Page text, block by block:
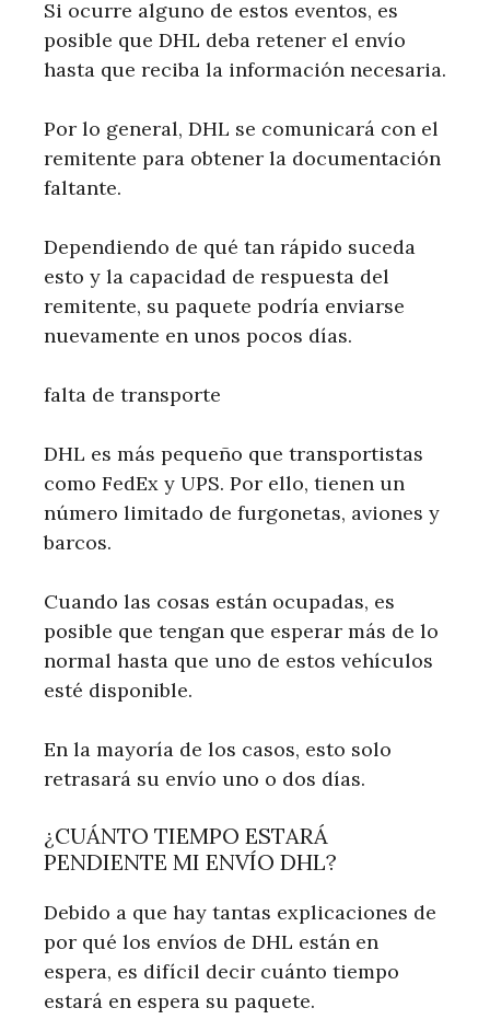
Si ocurre alguno de estos eventos, es
posible que DHL deba retener el envío
hasta que reciba la información necesaria.
Por lo general, DHL se comunicará con el
remitente para obtener la documentación
faltante.
Dependiendo de qué tan rápido suceda
esto y la capacidad de respuesta del
remitente, su paquete podría enviarse
nuevamente en unos pocos días.
falta de transporte
DHL es más pequeño que transportistas
como FedEx y UPS. Por ello, tienen un
número limitado de furgonetas, aviones y
barcos.
Cuando las cosas están ocupadas, es
posible que tengan que esperar más de lo
normal hasta que uno de estos vehículos
esté disponible.
En la mayoría de los casos, esto solo
retrasará su envío uno o dos días.
¿CUÁNTO TIEMPO ESTARÁ
PENDIENTE MI ENVÍO DHL?
Debido a que hay tantas explicaciones de
por qué los envíos de DHL están en
espera, es difícil decir cuánto tiempo
estará en espera su paquete.